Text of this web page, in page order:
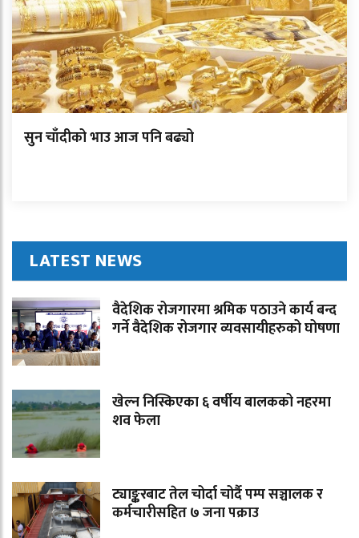
सुन चाँदीको भाउ आज पनि बढ्यो
LATEST NEWS
वैदेशिक रोजगारमा श्रमिक पठाउने कार्य बन्द
गर्ने वैदेशिक रोजगार व्यवसायीहरुको घोषणा
खेल्न निस्किएका ६ वर्षीय बालकको नहरमा
शव फेला
ट्याङ्करबाट तेल चोर्दा चोर्दै पम्प सञ्चालक र
कर्मचारीसहित ७ जना पक्राउ